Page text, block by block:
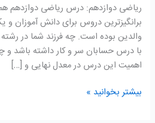
ریاضی دوازدهم: درس ریاضی دوازدهم
برانگیزترین دروس برای دانش آموزان و
والدین بوده است. چه فرزند شما در
با درس حسابان سر و کار داشته باشد و
اهمیت این درس در معدل نهایی و […]
بیشتر بخوانید »